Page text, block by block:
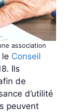
association
Conseil
Ils
de
d’utilité
peuvent